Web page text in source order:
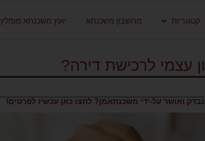
קטגוריות מחשבון משכנתא יועץ משכנתא מומלץ
עצמי לרכישת דירה?
ואושר על-ידי משכנתאמן? לחצו כאן עכשיו לפרטים!